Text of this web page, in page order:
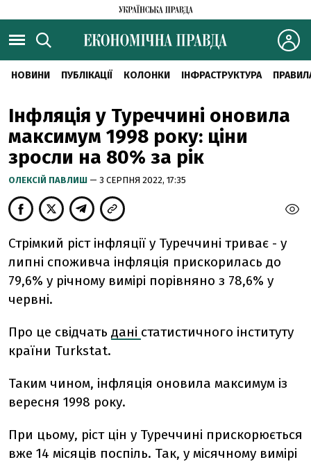
НОВИНИ ПУБЛІКАЦІЇ КОЛОНКИ ІНФРАСТРУКТУРА
Інфляція у Туреччині оновила
максимум 1998 року: ціни
зросли на 80% за рік
ОЛЕКСІЙ ПАВЛИШ — 3 СЕРПНЯ 2022, 17:35
Стрімкий ріст інфляції у Туреччині триває - у
липні споживча інфляція прискорилась до
79,6% у річному вимірі порівняно з 78,6% у
червні.
Про це свідчать дані статистичного інституту
країни Turkstat.
Таким чином, інфляція оновила максимум із
вересня 1998 року.
При цьому, ріст цін у Туреччині прискорюється
вже 14 місяців поспіль. Так, у місячному вимірі